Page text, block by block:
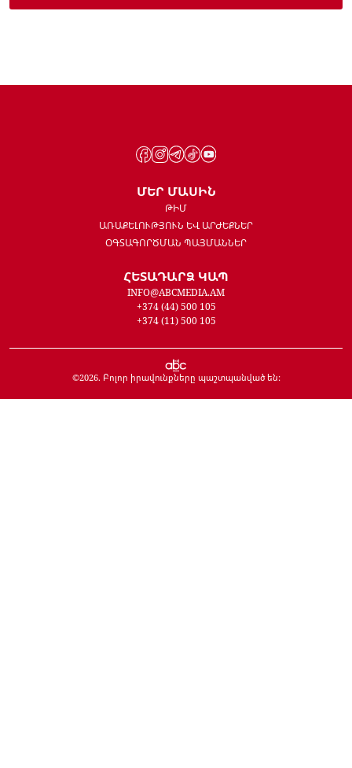
ՄԵՐ ՄԱՍԻՆ
ԹԻՄ
ԱՌԱՔԵԼՈՒԹՅՈՒՆ ԵՎ ԱՐԺԵՔՆԵՐ
ՕԳՏԱԳՈՐԾՄԱՆ ՊԱՅՄԱՆՆԵՐ
ՀԵՏԱԴԱՐՁ ԿԱՊ
INFO@ABCMEDIA.AM
+374 (44) 500 105
+374 (11) 500 105
©2026. Բոլոր իրավունքները պաշտպանված են: